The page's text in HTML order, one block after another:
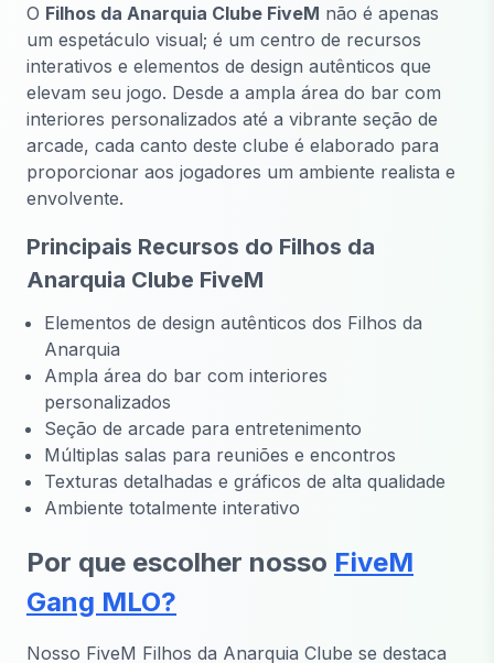
O Filhos da Anarquia Clube FiveM não é apenas
um espetáculo visual; é um centro de recursos
interativos e elementos de design autênticos que
elevam seu jogo. Desde a ampla área do bar com
interiores personalizados até a vibrante seção de
arcade, cada canto deste clube é elaborado para
proporcionar aos jogadores um ambiente realista e
envolvente.
Principais Recursos do Filhos da
Anarquia Clube FiveM
Elementos de design autênticos dos Filhos da
Anarquia
Ampla área do bar com interiores
personalizados
Seção de arcade para entretenimento
Múltiplas salas para reuniões e encontros
Texturas detalhadas e gráficos de alta qualidade
Ambiente totalmente interativo
Por que escolher nosso FiveM
Gang MLO?
Nosso FiveM Filhos da Anarquia Clube se destaca